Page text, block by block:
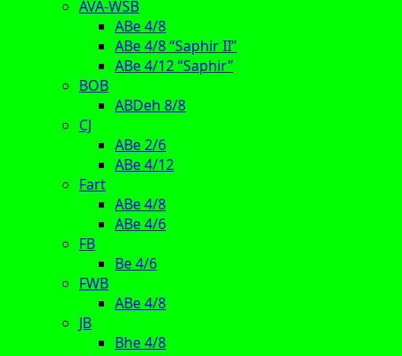
AVA-WSB
ABe 4/8
ABe 4/8 “Saphir II”
ABe 4/12 “Saphir”
BOB
ABDeh 8/8
CJ
ABe 2/6
ABe 4/12
Fart
ABe 4/8
ABe 4/6
FB
Be 4/6
FWB
ABe 4/8
JB
Bhe 4/8